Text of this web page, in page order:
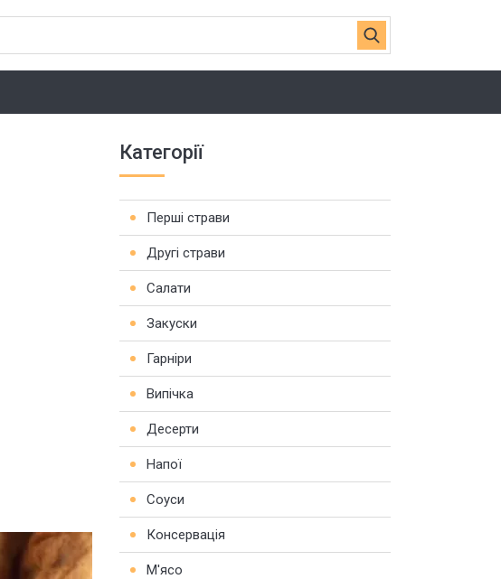
Категорії
Перші страви
Другі страви
Салати
Закуски
Гарніри
Випічка
Десерти
Напої
Соуси
Консервація
М'ясо